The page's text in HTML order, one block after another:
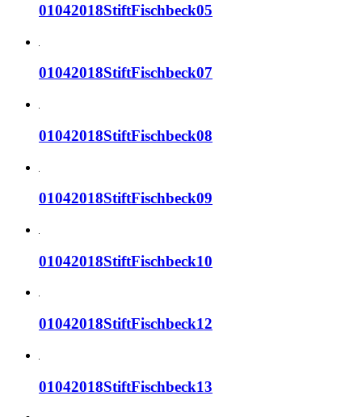
01042018StiftFischbeck05
01042018StiftFischbeck07
01042018StiftFischbeck08
01042018StiftFischbeck09
01042018StiftFischbeck10
01042018StiftFischbeck12
01042018StiftFischbeck13